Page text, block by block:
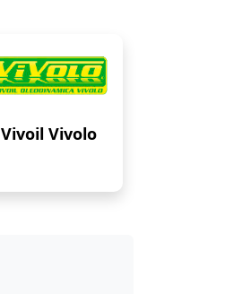
Vivoil Vivolo